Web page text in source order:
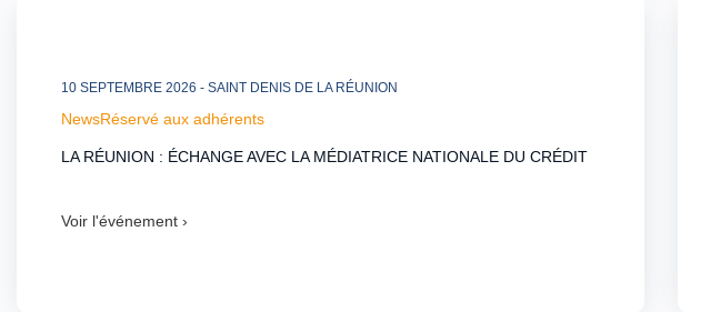
10 SEPTEMBRE 2026 - SAINT DENIS DE LA RÉUNION
NewsRéservé aux adhérents
LA RÉUNION : ÉCHANGE AVEC LA MÉDIATRICE NATIONALE DU CRÉDIT
Voir l'événement ›